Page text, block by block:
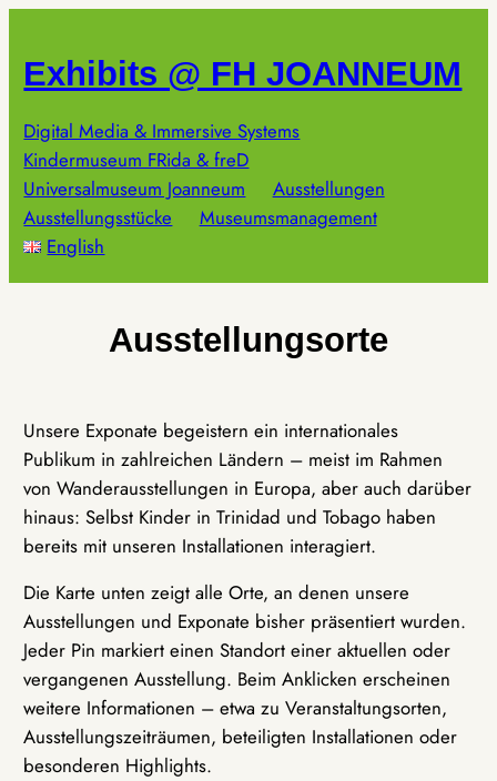
springen
Exhibits @ FH JOANNEUM
Digital Media & Immersive Systems
Kindermuseum FRida & freD
Universalmuseum Joanneum
Ausstellungen
Ausstellungsstücke
Museumsmanagement
English
Ausstellungsorte
Unsere Exponate begeistern ein internationales
Publikum in zahlreichen Ländern – meist im Rahmen
von Wanderausstellungen in Europa, aber auch darüber
hinaus: Selbst Kinder in Trinidad und Tobago haben
bereits mit unseren Installationen interagiert.
Die Karte unten zeigt alle Orte, an denen unsere
Ausstellungen und Exponate bisher präsentiert wurden.
Jeder Pin markiert einen Standort einer aktuellen oder
vergangenen Ausstellung. Beim Anklicken erscheinen
weitere Informationen – etwa zu Veranstaltungsorten,
Ausstellungszeiträumen, beteiligten Installationen oder
besonderen Highlights.